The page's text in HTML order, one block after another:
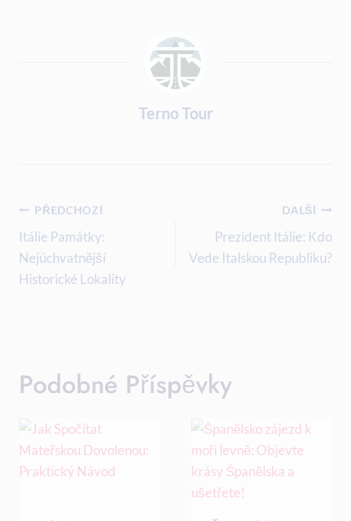
Terno Tour
Navigace
Pro
Příspěvek
PŘEDCHOZÍ
Itálie Památky:
Nejúchvatnější
Historické Lokality
DALŠÍ
Prezident Itálie: Kdo
Vede Italskou Republiku?
Podobné Příspěvky